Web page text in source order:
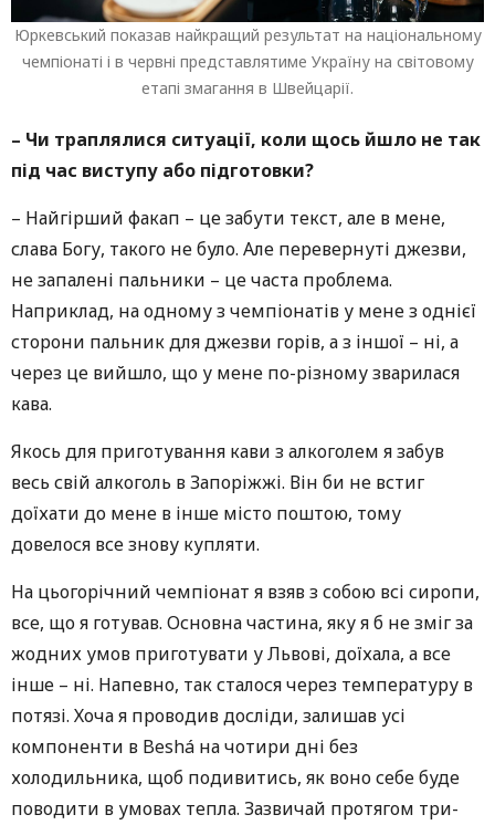
Юркевський показав найкращий результат на національному
чемпіонаті і в червні представлятиме Україну на світовому
етапі змагання в Швейцарії.
– Чи траплялися ситуації, коли щось йшло не так
під час виступу або підготовки?
– Найгірший факап – це забути текст, але в мене,
слава Богу, такого не було. Але перевернуті джезви,
не запалені пальники – це часта проблема.
Наприклад, на одному з чемпіонатів у мене з однієї
сторони пальник для джезви горів, а з іншої – ні, а
через це вийшло, що у мене по-різному зварилася
кава.
Якось для приготування кави з алкоголем я забув
весь свій алкоголь в Запоріжжі. Він би не встиг
доїхати до мене в інше місто поштою, тому
довелося все знову купляти.
На цьогорічний чемпіонат я взяв з собою всі сиропи,
все, що я готував. Основна частина, яку я б не зміг за
жодних умов приготувати у Львові, доїхала, а все
інше – ні. Напевно, так сталося через температуру в
потязі. Хоча я проводив досліди, залишав усі
компоненти в Beshá на чотири дні без
холодильника, щоб подивитись, як воно себе буде
поводити в умовах тепла. Зазвичай протягом три-